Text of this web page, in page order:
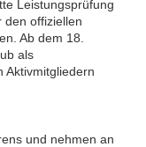
Leistungsprüfung
den offiziellen
Ab dem 18.
als
Aktivmitgliedern
und nehmen an